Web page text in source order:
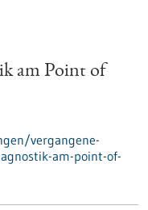
am Point of
vergangene-
am-point-of-